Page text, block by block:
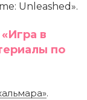
Unleashed».
в
по
.